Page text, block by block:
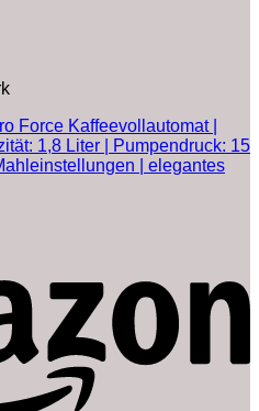
Force Kaffeevollautomat |
1,8 Liter | Pumpendruck: 15
| elegantes